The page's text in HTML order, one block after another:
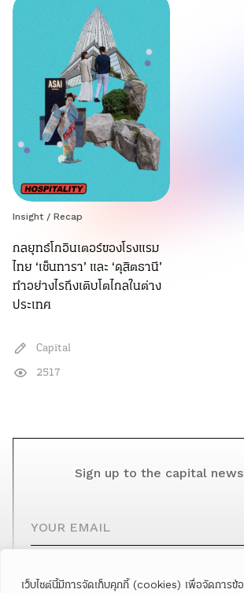
เว็บไซต์นี้มีการจัดเก็บคุกกี้ (cookies) เพื่อจัดการข้
Insight / Recap
กลยุทธ์โกอินเตอร์ของโรงแรม
ไทย ‘เซ็นทารา’ และ ‘ดุสิตธานี’
ทำอย่างไรถึงเติบโตไกลในต่าง
ประเทศ
Capital
2517
Sign up to the capital